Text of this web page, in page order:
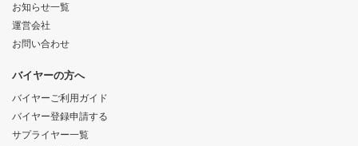
お知らせ一覧
運営会社
お問い合わせ
バイヤーの方へ
バイヤーご利用ガイド
バイヤー登録申請する
サプライヤー一覧